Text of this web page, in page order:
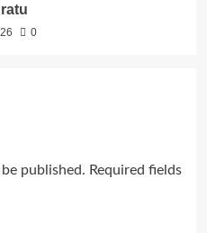
0
published. Required fields